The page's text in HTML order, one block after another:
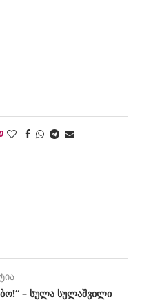
– სულა სულაშვილი